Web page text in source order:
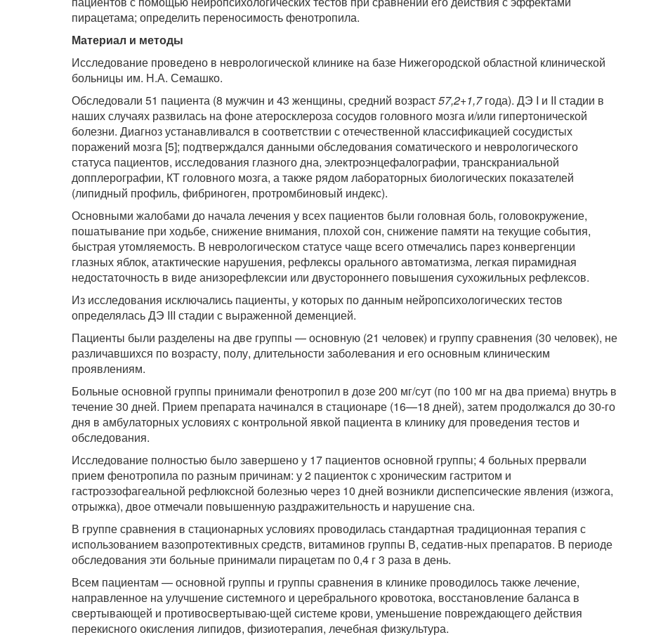
пирацетама; определить переносимость фенотропила.
Материал и методы
Исследование проведено в неврологической клинике на базе Нижегородской областной клинической
больницы им. Н.А. Семашко.
Обследовали 51 пациента (8 мужчин и 43 женщины, средний возраст57,2+1,7года). ДЭ I и II стадии в
наших случаях развилась на фоне атеросклероза сосудов головно­го мозга и/или гипертонической
болезни. Диагноз устанав­ливался в соответствии с отечественной классификацией сосудистых
поражений мозга [5]; подтверждался данными обследования соматического и неврологического
статуса пациентов, исследования глазного дна, электроэнцефало­графии, транскраниальной
допплерографии, КТ головного мозга, а также рядом лабораторных биологических показа­телей
(липидный профиль, фибриноген, протромбиновый индекс).
Основными жалобами до начала лечения у всех паци­ентов были головная боль, головокружение,
пошатывание при ходьбе, снижение внимания, плохой сон, снижение памяти на текущие события,
быстрая утомляемость. В нев­рологическом статусе чаще всего отмечались парез конвер­генции
глазных яблок, атактические нарушения, рефлексы орального автоматизма, легкая пирамидная
недостаточность в виде анизорефлексии или двустороннего повышения су­хожильных рефлексов.
Из исследования исключались пациенты, у которых по данным нейропсихологических тестов
определялась ДЭ III стадии с выраженной деменцией.
Пациенты были разделены на две группы — основную (21 человек) и группу сравнения (30 человек), не
разли­чавшихся по возрасту, полу, длительности заболевания и его основным клиническим
проявлениям.
Больные основной группы принимали фенотропил в дозе 200 мг/сут (по 100 мг на два приема) внутрь в
течение 30 дней. Прием препарата начинался в стационаре (16—18 дней), затем продолжался до 30-го
дня в амбулаторных ус­ловиях с контрольной явкой пациента в клинику для про­ведения тестов и
обследования.
Исследование полностью было завершено у 17 паци­ентов основной группы; 4 больных прервали
прием фено­тропила по разным причинам: у 2 пациенток с хрониче­ским гастритом и
гастроэзофагеальной рефлюксной болез­нью через 10 дней возникли диспепсические явления (из­жога,
отрыжка), двое отмечали повышенную раздражитель­ность и нарушение сна.
В группе сравнения в стационарных условиях проводи­лась стандартная традиционная терапия с
использованием вазопротективных средств, витаминов группы В, седатив-ных препаратов. В периоде
обследования эти больные при­нимали пирацетам по 0,4 г 3 раза в день.
Всем пациентам — основной группы и группы сравне­ния в клинике проводилось также лечение,
направленное на улучшение системного и церебрального кровотока, вос­становление баланса в
свертывающей и противосвертываю-щей системе крови, уменьшение повреждающего действия
перекисного окисления липидов, физиотерапия, лечебная физкультура.